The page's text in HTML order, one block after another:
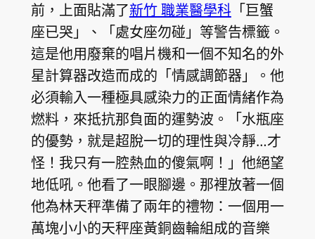
前，上面貼滿了新竹 職業醫學科「巨蟹
座已哭」、「處女座勿碰」等警告標籤。
這是他用廢棄的唱片機和一個不知名的外
星計算器改造而成的「情感調節器」。他
必須輸入一種極具感染力的正面情緒作為
燃料，來抵抗那負面的運勢波。「水瓶座
的優勢，就是超脫一切的理性與冷靜…才
怪！我只有一腔熱血的傻氣啊！」他絕望
地低吼。他看了一眼腳邊。那裡放著一個
他為林天秤準備了兩年的禮物：一個用一
萬塊小小的天秤座黃銅齒輪組成的音樂